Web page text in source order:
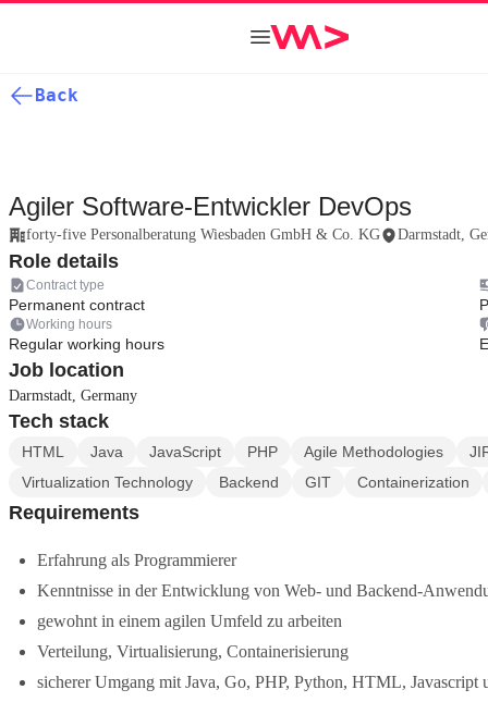
Back
Agiler Software-Entwickler DevOps
forty-five Personalberatung Wiesbaden GmbH & Co. KG Darmstadt,
Role details
Contract type
Permanent contract
Working hours
Regular working hours
Job location
Darmstadt, Germany
Tech stack
HTML Java JavaScript PHP Agile Methodologies
Virtualization Technology
Backend GIT Containerization
Requirements
Erfahrung als Programmierer
Kenntnisse in der Entwicklung von Web- und Backend-
gewohnt in einem agilen Umfeld zu arbeiten
Verteilung, Virtualisierung, Containerisierung
sicherer Umgang mit Java, Go, PHP, Python, HTML, Javascript